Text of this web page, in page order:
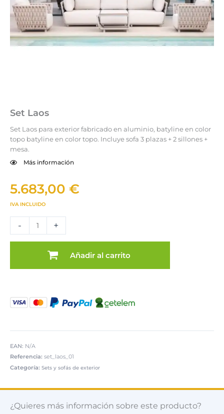
Set Laos
Set Laos para exterior fabricado en aluminio, batyline en color
topo batyline en color topo. Incluye sofa 3 plazas + 2 sillones +
mesa.
Más información
5.683,00 €
IVA INCLUIDO
-
cantidad
+
Añadir al carrito
EAN: N/A
Referencia: set_laos_01
Categoría: Sets y sofás de exterior
¿Quieres más información sobre este producto?